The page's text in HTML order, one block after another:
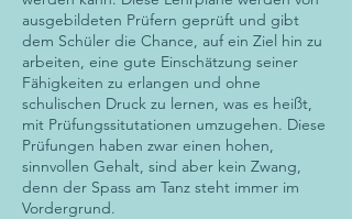
ausgebildeten Prüfern geprüft und gibt
dem Schüler die Chance, auf ein Ziel hin zu
arbeiten, eine gute Einschätzung seiner
Fähigkeiten zu erlangen und ohne
schulischen Druck zu lernen, was es heißt,
mit Prüfungssitutationen umzugehen. Diese
Prüfungen haben zwar einen hohen,
sinnvollen Gehalt, sind aber kein Zwang,
denn der Spass am Tanz steht immer im
Vordergrund.